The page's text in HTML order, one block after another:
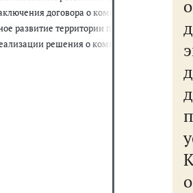
договора о комплексном
развитие территории по инициативе
решения о комплексном